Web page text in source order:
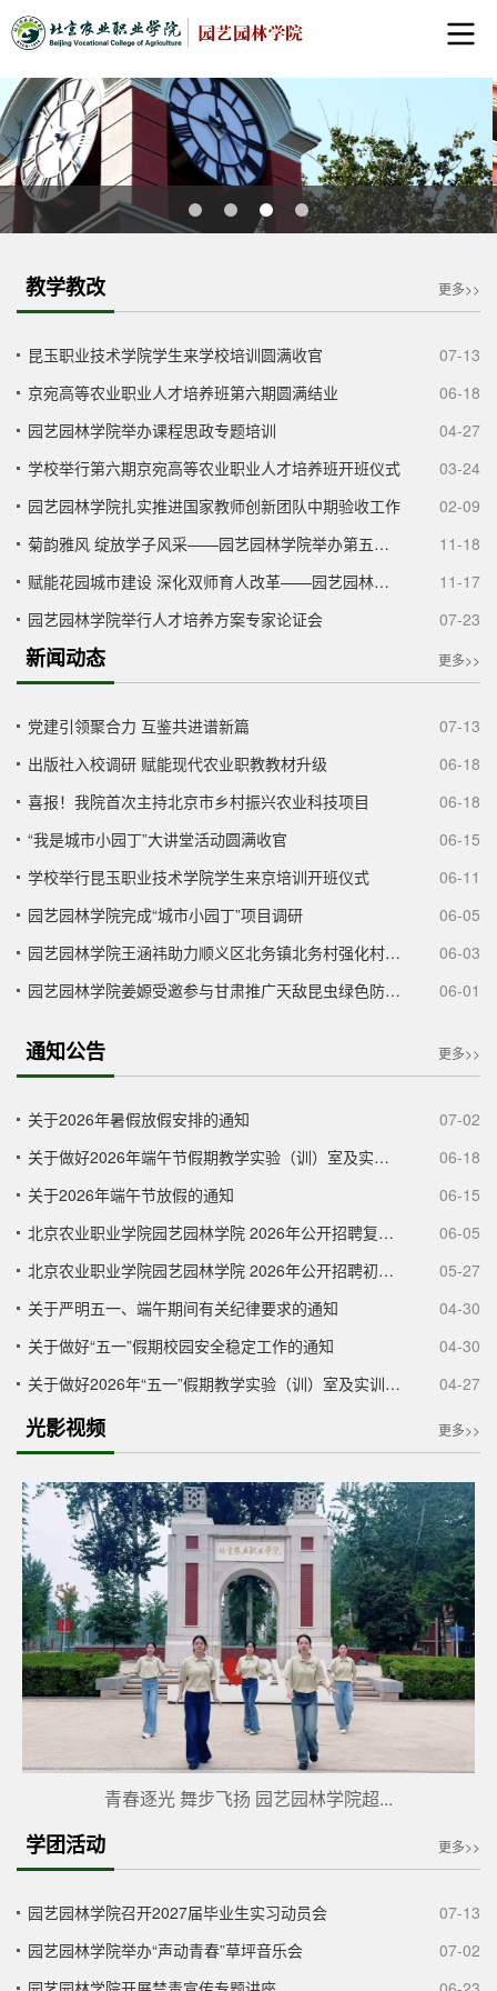
教学教改 更多>>
昆玉职业技术学院学生来学校培训圆满收官
07-13
京宛高等农业职业人才培养班第六期圆满结业
06-18
园艺园林学院举办课程思政专题培训
04-27
学校举行第六期京宛高等农业职业人才培养班开班仪式
03-24
园艺园林学院扎实推进国家教师创新团队中期验收工作
02-09
菊韵雅风 绽放学子风采——园艺园林学院举办第五届教学成果展
11-18
赋能花园城市建设 深化双师育人改革——园艺园林学院举办“双师基地培训暨花园城市建设科普宣传系列讲座”
11-17
园艺园林学院举行人才培养方案专家论证会
07-23
新闻动态
更多>>
党建引领聚合力 互鉴共进谱新篇
07-13
出版社入校调研 赋能现代农业职教教材升级
06-18
喜报！我院首次主持北京市乡村振兴农业科技项目
06-18
“我是城市小园丁”大讲堂活动圆满收官
06-15
学校举行昆玉职业技术学院学生来京培训开班仪式
06-11
园艺园林学院完成“城市小园丁”项目调研
06-05
园艺园林学院王涵祎助力顺义区北务镇北务村强化村级班子履职效能
06-03
园艺园林学院姜嫄受邀参与甘肃推广天敌昆虫绿色防控技术培训与推广
06-01
通知公告 更多>>
关于2026年暑假放假安排的通知
07-02
关于做好2026年端午节假期教学实验（训）室及实训基地安全相关工作的通知
06-18
关于2026年端午节放假的通知
06-15
北京农业职业学院园艺园林学院 2026年公开招聘复试成绩及试岗安排公告
06-05
北京农业职业学院园艺园林学院 2026年公开招聘初试成绩及复试安排公告
05-27
关于严明五一、端午期间有关纪律要求的通知
04-30
关于做好“五一”假期校园安全稳定工作的通知
04-30
关于做好2026年“五一”假期教学实验（训）室及实训基地安全相关工作的通知
04-27
光影视频 更多>>
青春逐光 舞步飞扬 园艺园林学院超...
学团活动 更多>>
园艺园林学院召开2027届毕业生实习动员会
07-13
园艺园林学院举办“声动青春”草坪音乐会
07-02